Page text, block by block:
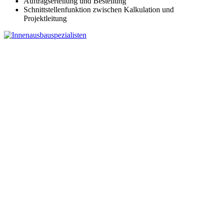
Schnittstellenfunktion zwischen Kalkulation und
Projektleitung